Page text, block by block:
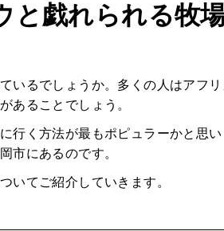
と戯れられる牧
いるでしょうか。多くの人はアフ
あることでしょう。
行く方法が最もポピュラーかと思
市にあるのです。
いてご紹介していきます。